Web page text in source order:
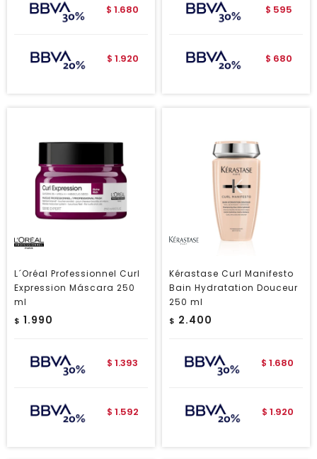
$ 1.680
$ 1.920
$ 595
$ 680
L´Oréal Professionnel Curl
Expression Máscara 250
ml
$ 1.990
$ 1.393
$ 1.592
Kérastase Curl Manifesto
Bain Hydratation Douceur
250 ml
$ 2.400
$ 1.680
$ 1.920